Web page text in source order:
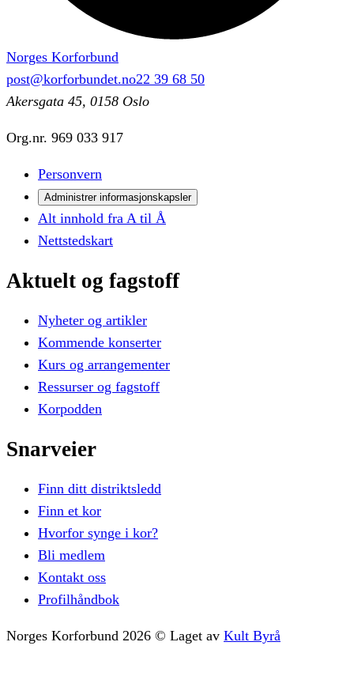
Norges Korforbund
post@korforbundet.no22 39 68 50
Akersgata 45, 0158 Oslo
Org.nr. 969 033 917
Personvern
Administrer informasjonskapsler
Alt innhold fra A til Å
Nettstedskart
Aktuelt og fagstoff
Nyheter og artikler
Kommende konserter
Kurs og arrangementer
Ressurser og fagstoff
Korpodden
Snarveier
Finn ditt distriktsledd
Finn et kor
Hvorfor synge i kor?
Bli medlem
Kontakt oss
Profilhåndbok
Norges Korforbund 2026 © Laget av Kult Byrå